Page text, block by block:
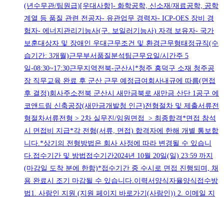
(년수무관/팀원급)[우대사항]- 화학공학, 신소재/재료공학, 공학
계열 등 품질 관련 전공자- 유관업무 경력자- ICP-OES 장비 경
험자- 에너지관리기능사(구. 보일러기능사) 자격 보유자- 국가
보훈대상자 및 장애인 우대근무조건 및 환경근무형태정규직(수
습기간: 3개월)근무부서품질분석팀근무요일/시간주 5
일-08:30~17:30근무지역전북-군산시*청주 흥덕구 소재 청주공
장 직무교육 완료 후 군산 근무 예정급여회사내규에 따름(면접
후 결정)회사주소전북 군산시 새만금북로 새만금 산단 1공구 에
코앤드림 신축공장(새만금개발청 인근)전형절차 및 제출서류전
형절차서류전형 > 2차 실무진/임원면접 > 최종합격*면접 참석
시 면접비 지급*각 전형(서류, 면접) 합격자에 한해 개별 통보합
니다.*상기의 전형방법은 회사 사정에 따라 변경될 수 있습니
다.접수기간 및 방법접수기간2024년 10월 20일(일) 23:59 까지
(마감일 도착 분에 한함)*접수기간 중 수시로 면접 진행되며, 채
용 완료시 조기 마감될 수 있습니다.이력서양식자율양식접수방
법1. 사람인 지원 (지원 페이지 바로가기(사람인)) 2. 이메일 지